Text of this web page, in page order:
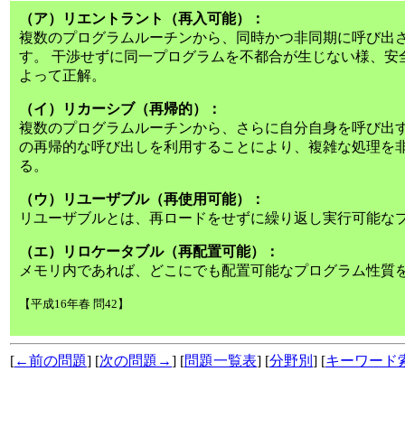
（ア）リエントラント（再入可能）：
複数のプログラムルーチンから、同時かつ非同期に呼び出
す。 干渉せずに同一プログラムを不都合が生じない様、
よって正解。
（イ）リカーシブ（再帰的）：
複数のプログラムルーチンから、さらに自分自身を呼び出
の再帰的な呼び出しを利用することにより、複雑な処理を
る。
（ウ）リユーザブル（再使用可能）：
リユーザブルとは、再ロードをせずに繰り返し実行可能な
（エ）リロケータブル（再配置可能）：
メモリ内であれば、どこにでも配置可能なプログラム性質
【平成16年春 問42】
[←前の問題] [次の問題→] [問題一覧表] [分野別 ] [キーワード